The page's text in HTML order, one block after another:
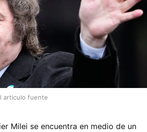
articulo fuente
Milei se encuentra en medio de un